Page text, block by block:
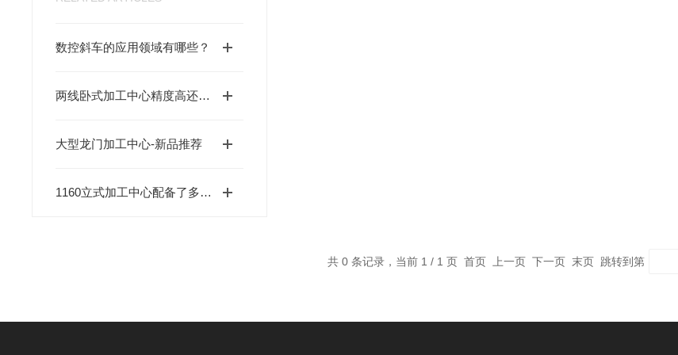
数控斜车的应用领域有哪些？
两线卧式加工中心精度高还可双主轴同步加工
大型龙门加工中心-新品推荐
1160立式加工中心配备了多轴控制系统
共 0 条记录，当前 1 / 1 页 首页 上一页 下一页 末页 跳转到第